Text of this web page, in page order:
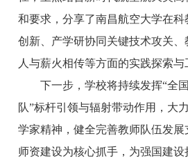
和要求，分享了南昌航空大学在科
创新、产学研协同关键技术攻关
人与薪火相传等方面的实践探索与
下一步，学校将持续发挥“全
队”标杆引领与辐射带动作用，大
学家精神，健全完善教师队伍发
师资建设为核心抓手，为强国建